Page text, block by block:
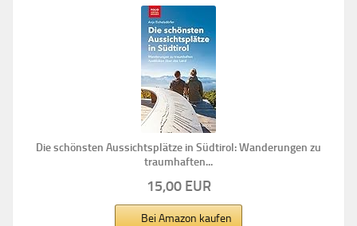
Die schönsten Aussichtsplätze in Südtirol: Wanderungen zu
traumhaften...
15,00 EUR
Bei Amazon kaufen